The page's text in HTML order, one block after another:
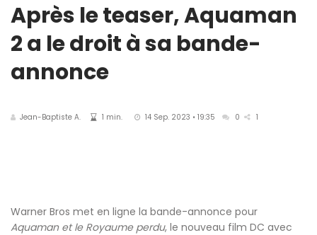
Après le teaser, Aquaman
2 a le droit à sa bande-
annonce
Jean-Baptiste A. 1 min. 14 Sep. 2023 • 19:35 0 1
Warner Bros met en ligne la bande-annonce pour
Aquaman et le Royaume perdu, le nouveau film DC avec